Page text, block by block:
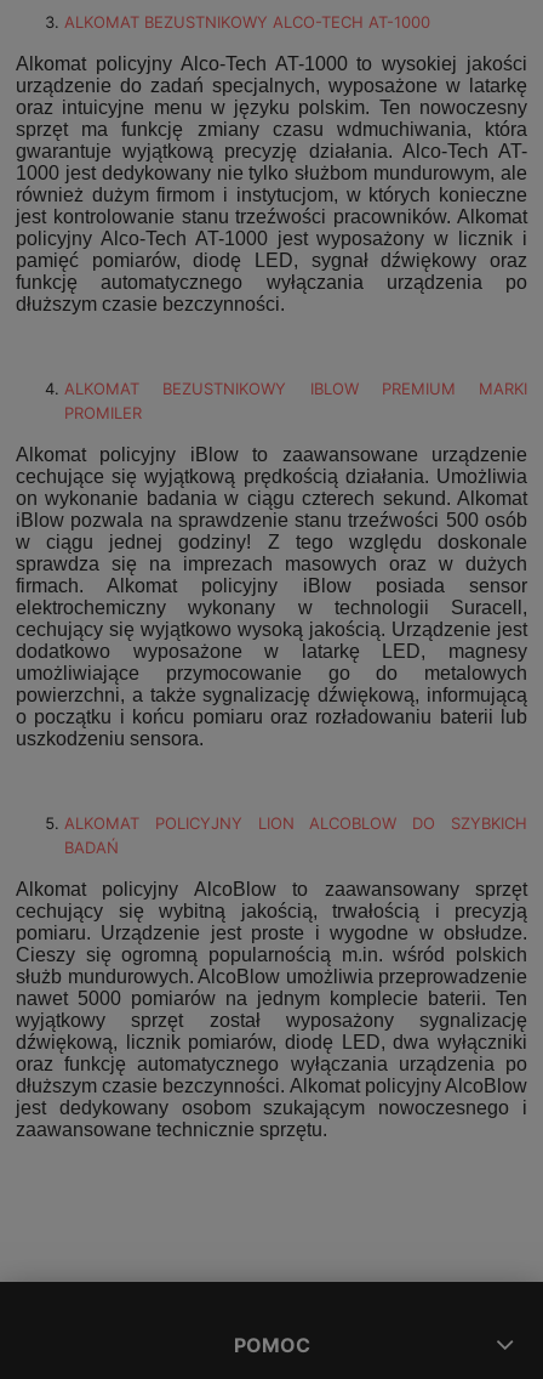
ALKOMAT BEZUSTNIKOWY ALCO-TECH AT-1000
Alkomat policyjny Alco-Tech AT-1000 to wysokiej jakości
urządzenie do zadań specjalnych, wyposażone w latarkę
oraz intuicyjne menu w języku polskim. Ten nowoczesny
sprzęt ma funkcję zmiany czasu wdmuchiwania, która
gwarantuje wyjątkową precyzję działania. Alco-Tech AT-
1000 jest dedykowany nie tylko służbom mundurowym, ale
również dużym firmom i instytucjom, w których konieczne
jest kontrolowanie stanu trzeźwości pracowników. Alkomat
policyjny Alco-Tech AT-1000 jest wyposażony w licznik i
pamięć pomiarów, diodę LED, sygnał dźwiękowy oraz
funkcję automatycznego wyłączania urządzenia po
dłuższym czasie bezczynności.
ALKOMAT BEZUSTNIKOWY IBLOW PREMIUM MARKI
PROMILER
Alkomat policyjny iBlow to zaawansowane urządzenie
cechujące się wyjątkową prędkością działania. Umożliwia
on wykonanie badania w ciągu czterech sekund. Alkomat
iBlow pozwala na sprawdzenie stanu trzeźwości 500 osób
w ciągu jednej godziny! Z tego względu doskonale
sprawdza się na imprezach masowych oraz w dużych
firmach. Alkomat policyjny iBlow posiada sensor
elektrochemiczny wykonany w technologii Suracell,
cechujący się wyjątkowo wysoką jakością. Urządzenie jest
dodatkowo wyposażone w latarkę LED, magnesy
umożliwiające przymocowanie go do metalowych
powierzchni, a także sygnalizację dźwiękową, informującą
o początku i końcu pomiaru oraz rozładowaniu baterii lub
uszkodzeniu sensora.
ALKOMAT POLICYJNY LION ALCOBLOW DO SZYBKICH
BADAŃ
Alkomat policyjny AlcoBlow to zaawansowany sprzęt
cechujący się wybitną jakością, trwałością i precyzją
pomiaru. Urządzenie jest proste i wygodne w obsłudze.
Cieszy się ogromną popularnością m.in. wśród polskich
służb mundurowych. AlcoBlow umożliwia przeprowadzenie
nawet 5000 pomiarów na jednym komplecie baterii. Ten
wyjątkowy sprzęt został wyposażony sygnalizację
dźwiękową, licznik pomiarów, diodę LED, dwa wyłączniki
oraz funkcję automatycznego wyłączania urządzenia po
dłuższym czasie bezczynności. Alkomat policyjny AlcoBlow
jest dedykowany osobom szukającym nowoczesnego i
zaawansowane technicznie sprzętu.
POMOC